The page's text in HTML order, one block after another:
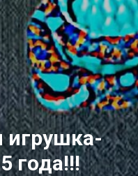
игрушка-
года!!!